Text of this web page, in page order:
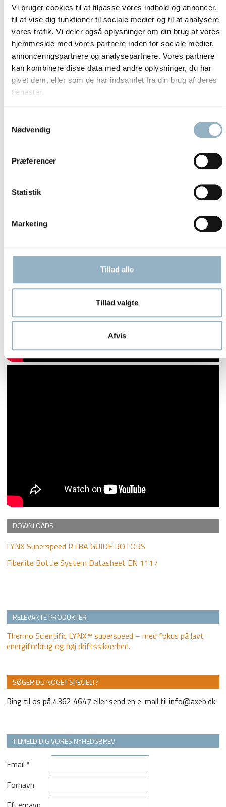
Vi bruger cookies til at tilpasse vores indhold og annoncer,
til at vise dig funktioner til sociale medier og til at analysere
vores trafik. Vi deler også oplysninger om din brug af vores
hjemmeside med vores partnere inden for sociale medier,
annonceringspartnere og analysepartnere. Vores partnere
kan kombinere disse data med andre oplysninger, du har
givet dem, eller som de har indsamlet fra din brug af deres
tjenester.
Nødvendig
Præferencer
Statistik
Marketing
Tillad alle
Tillad valgte
Afvis
materialer, herunder kulfiber, aluminium og titanium. Hvert
materiale har forskellige egenskaber, der egner sig bedst til
specifikke anvendelser.
Er du i tvivl om, hvilken rotor du skal vælge, så benyt vores
rotorguide ellerkontakt os. Vi står til rådighed med konkrete
råd til dine behov.
Når de rigtige rotorer er valgt, er det vigtigt, at de
Det vil øge laboratoriesikkerheden, forlænge rotorens levetid
og reducere centrifugerings- og forurenings problematikker.
Lad Axeb håndtere din centrifuge- og rotor vedligeholdelse.
DOWNLOADS
LYNX Superspeed RTBA GUIDE ROTORS
Fiberlite Bottle System Datasheet EN 1117
Andet
indhold
RELEVANTE PRODUKTER
Thermo Scientific LYNX™ superspeed – med fokus på lavt
energiforbrug og høj driftssikkerhed.
SØGER DU NOGET SPECIELT?
Ring til os på 4362 4647 eller send en e-mail til info@axeb.dk
TILMELD DIG VORES NYHEDSBREV
Email *
Fornavn